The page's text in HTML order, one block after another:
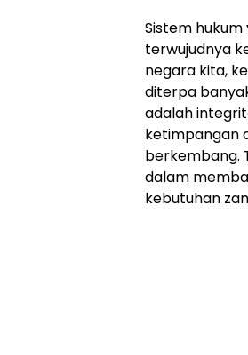
Sistem
terwujudnya
negara kita,
diterpa
adalah
ketimpangan
berkembang.
dalam
kebutuhan